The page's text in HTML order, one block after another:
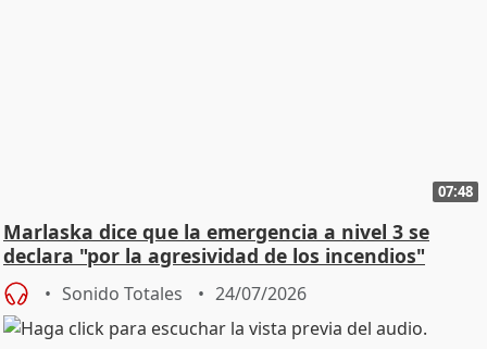
07:48
Marlaska dice que la emergencia a nivel 3 se
declara "por la agresividad de los incendios"
Sonido Totales 24/07/2026